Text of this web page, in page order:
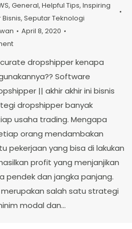
, General, Helpful Tips, Inspiring
, Seputar Teknologi
April 8, 2020
dropshipper kenapa
Software
|| akhir akhir ini bisnis
dropshipper banyak
usaha trading. Mengapa
orang mendambakan
pekerjaan yang bisa di lakukan
profit yang menjanjikan
pendek dan jangka panjang.
salah satu strategi
modal dan…